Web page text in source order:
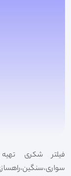
فیلتر شکری